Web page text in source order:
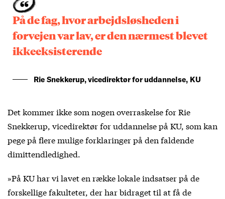
På de fag, hvor arbejdsløsheden i
forvejen var lav, er den nærmest blevet
ikkeeksisterende
Rie Snekkerup, vicedirektør for uddannelse, KU
Det kommer ikke som nogen overraskelse for Rie
Snekkerup, vicedirektør for uddannelse på KU, som kan
pege på flere mulige forklaringer på den faldende
dimittendledighed.
»På KU har vi lavet en række lokale indsatser på de
forskellige fakulteter, der har bidraget til at få de